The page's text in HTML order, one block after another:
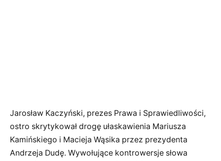
Jarosław Kaczyński, prezes Prawa i Sprawiedliwości,
ostro skrytykował drogę ułaskawienia Mariusza
Kamińskiego i Macieja Wąsika przez prezydenta
Andrzeja Dudę. Wywołujące kontrowersje słowa